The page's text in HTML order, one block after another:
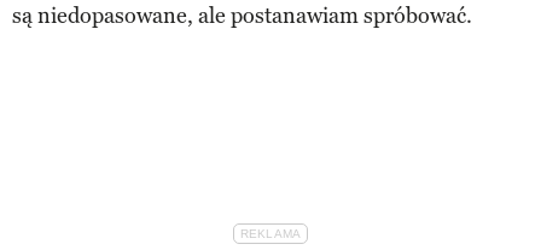
są niedopasowane, ale postanawiam spróbować.